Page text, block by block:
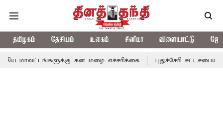
தமிழகம் தேசியம் உலகம் சினிமா விளையாட்டு
கன மழை எச்சரிக்கை புதுச்சேரி சட்டசபையில் வரும்